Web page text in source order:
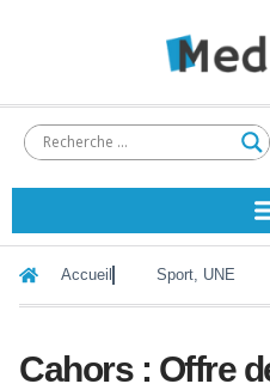
Accueil Sport, UNE
Cahors : Offre